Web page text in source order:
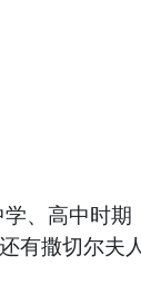
高中时期
有撒切尔夫